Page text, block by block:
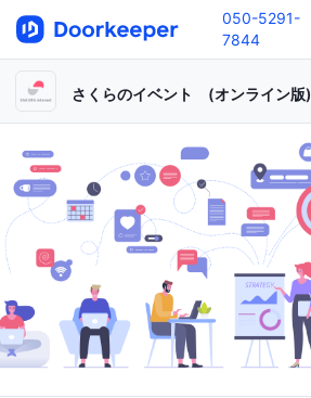
050-5291-
7844
さくらのイベント (オンライン版)